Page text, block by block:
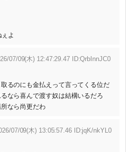
よ
07/09(木) 12:47:29.47 ID:QrbInnJC0
るのにも金払えって言ってくる位だ
なら喜んで渡す奴は結構いるだろ
なら尚更だわ
07/09(木) 13:05:57.46 ID:jqK/nkYL0